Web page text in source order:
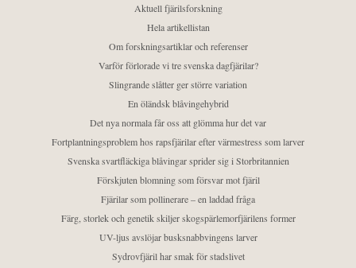
Aktuell fjärilsforskning
Hela artikellistan
Om forskningsartiklar och referenser
Varför förlorade vi tre svenska dagfjärilar?
Slingrande slåtter ger större variation
En öländsk blåvingehybrid
Det nya normala får oss att glömma hur det var
Fortplantningsproblem hos rapsfjärilar efter värmestress som larver
Svenska svartfläckiga blåvingar sprider sig i Storbritannien
Förskjuten blomning som försvar mot fjäril
Fjärilar som pollinerare – en laddad fråga
Färg, storlek och genetik skiljer skogspärlemorfjärilens former
UV-ljus avslöjar busksnabbvingens larver
Sydrovfjäril har smak för stadslivet